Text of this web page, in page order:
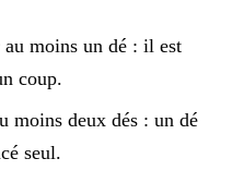
au moins un dé : il est
coup.
moins deux dés : un dé
seul.